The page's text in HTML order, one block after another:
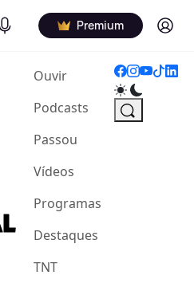
Podcasts Premium Log in
Ouvir(current)
Podcasts
Passou
Vídeos
Programas
Destaques
TNT